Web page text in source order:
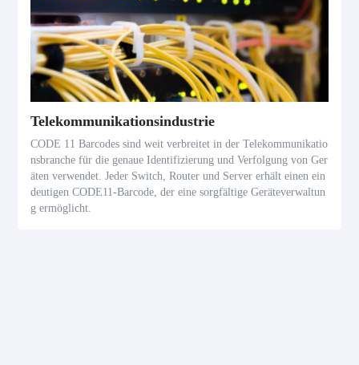
Telekommunikationsindustrie
CODE 11 Barcodes sind weit verbreitet in der Telekommunikatio
nsbranche für die genaue Identifizierung und Verfolgung von Ger
äten verwendet. Jeder Switch, Router und Server erhält einen ein
deutigen CODE11-Barcode, der eine sorgfältige Geräteverwaltun
g ermöglicht.